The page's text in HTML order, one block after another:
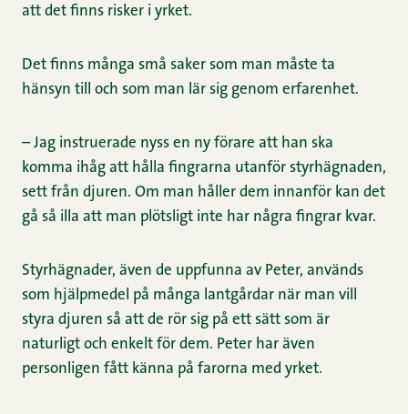
att det finns risker i yrket.
Det finns många små saker som man måste ta
hänsyn till och som man lär sig genom erfarenhet.
– Jag instruerade nyss en ny förare att han ska
komma ihåg att hålla fingrarna utanför styrhägnaden,
sett från djuren. Om man håller dem innanför kan det
gå så illa att man plötsligt inte har några fingrar kvar.
Styrhägnader, även de uppfunna av Peter, används
som hjälpmedel på många lantgårdar när man vill
styra djuren så att de rör sig på ett sätt som är
naturligt och enkelt för dem. Peter har även
personligen fått känna på farorna med yrket.